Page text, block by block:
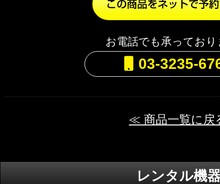
お電話でも承ってお
03-3235-
≪ 商品一覧に戻
レンタル機